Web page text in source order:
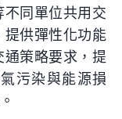
同單位共用交
供彈性化功能
策略要求，提
污染與能源損